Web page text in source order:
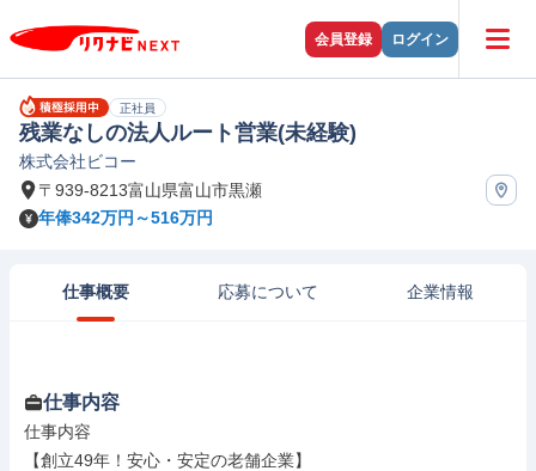
会員登録 ログイン
正社員
残業なしの法人ルート営業(未経験)
株式会社ビコー
〒939-8213富山県富山市黒瀬
年俸342万円～516万円
仕事概要 応募について 企業情報
仕事内容
仕事内容
【創立49年！安心・安定の老舗企業】